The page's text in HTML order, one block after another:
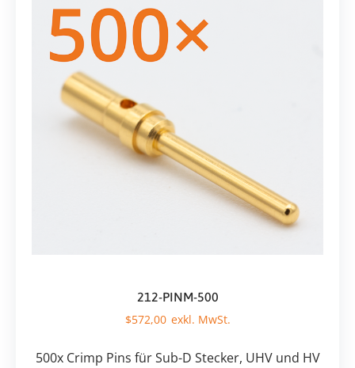
212-PINM-500
$572,00
500x Crimp Pins für Sub-D Stecker, UHV und HV